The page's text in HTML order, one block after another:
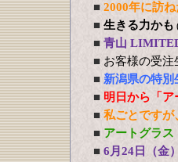
■ 2000年に訪
■ 生きる力かも
■ 青山
■ お客様の受注
■ 新潟県の特別
■ 明日から「ア
■ 私ごとですが
■ アートグラ
■ 6月24日（金